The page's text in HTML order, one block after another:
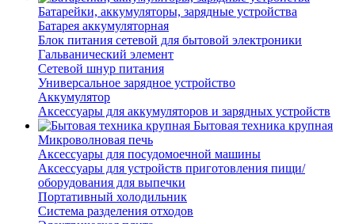
Батарейки, аккумуляторы, зарядные устройства
Батарея аккумуляторная
Блок питания сетевой для бытовой электроники
Гальванический элемент
Сетевой шнур питания
Универсальное зарядное устройство
Аккумулятор
Аксессуары для аккумуляторов и зарядных устройств
Бытовая техника крупная
Микроволновая печь
Аксессуары для посудомоечной машины
Аксессуары для устройств приготовления пищи/
оборудования для выпечки
Портативный холодильник
Система разделения отходов